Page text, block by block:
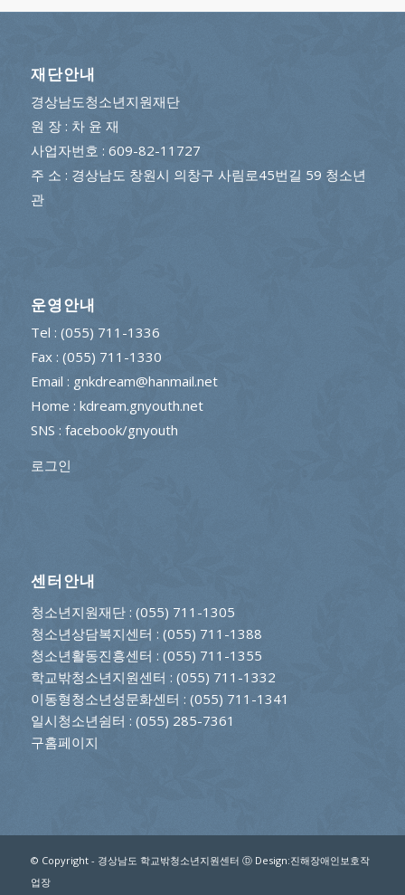
재단안내
경상남도청소년지원재단
원 장 : 차 윤 재
사업자번호 : 609-82-11727
주 소 : 경상남도 창원시 의창구 사림로45번길 59 청소년
관
운영안내
Tel : (055) 711-1336
Fax : (055) 711-1330
Email : gnkdream@hanmail.net
Home : kdream.gnyouth.net
SNS : facebook/gnyouth
로그인
센터안내
청소년지원재단: (055) 711-1305
청소년상담복지센터 : (055) 711-1388
청소년활동진흥센터 : (055) 711-1355
학교밖청소년지원센터 : (055) 711-1332
이동형청소년성문화센터 : (055) 711-1341
일시청소년쉼터 : (055) 285-7361
구홈페이지
© Copyright - 경상남도 학교밖청소년지원센터 Ⓓ Design:진해장애인보호작
업장